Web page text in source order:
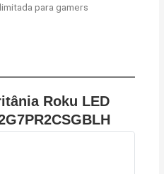
para gamers
Roku LED